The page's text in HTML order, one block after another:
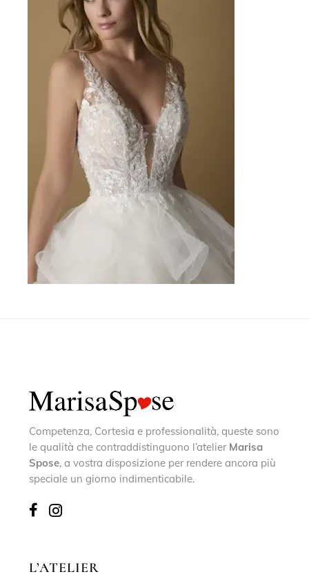
Competenza, Cortesia e professionalità, queste sono
le qualità che contraddistinguono l’atelier Marisa
Spose, a vostra disposizione per rendere ancora più
speciale un giorno indimenticabile.
L’ATELIER